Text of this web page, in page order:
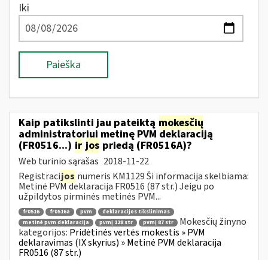
Iki
Paieška
Kaip patikslinti jau pateiktą mokesčių
administratoriui metinę PVM deklaraciją
(FR0516...) ir jos priedą (FR0516A)?
Web turinio sąrašas 2018-11-22
Registracijos numeris KM1129 Ši informacija skelbiama:
Metinė PVM deklaracija FR0516 (87 str.) Jeigu po
užpildytos pirminės metinės PVM...
fr0516 fr0516a pvm
deklaracijos tikslinimas
metinė pvm deklaracija
pvmį 128 str pvmį 87 str
Mokesčių žinyno
kategorijos: Pridėtinės vertės mokestis » PVM
deklaravimas (IX skyrius) » Metinė PVM deklaracija
FR0516 (87 str.)